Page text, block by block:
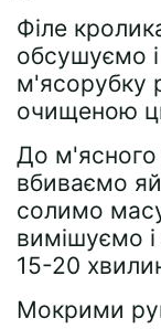
Філе
обсушуємо
м'ясорубку
очищеною
До
вбиваємо
солимо
вимішуємо
15-20
Мокрими